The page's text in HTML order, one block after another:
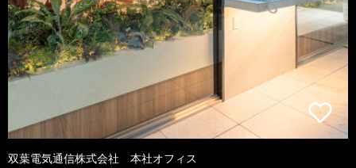
双葉電気通信株式会社 本社オフィス